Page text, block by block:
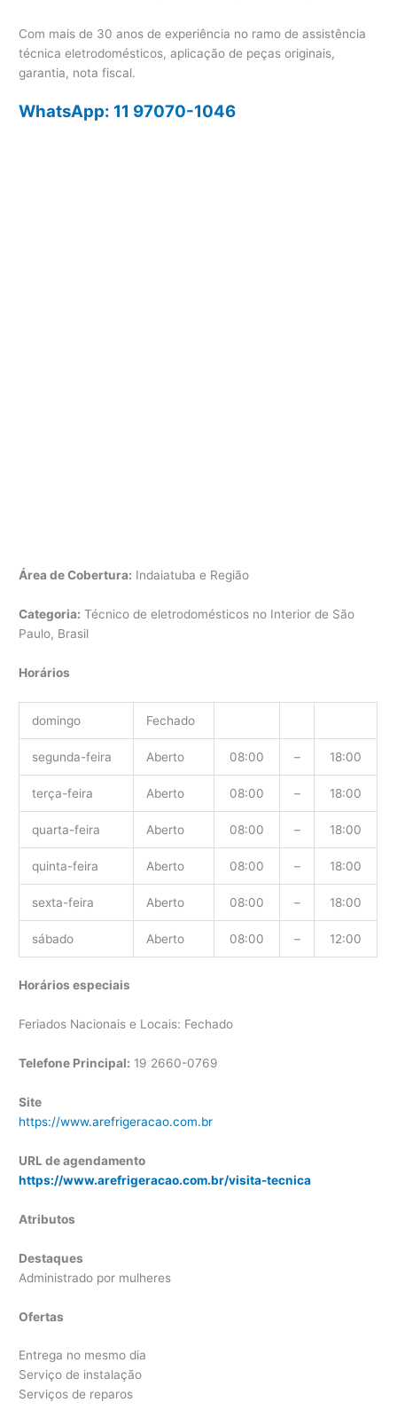
Com mais de 30 anos de experiência no ramo de assistência
técnica eletrodomésticos, aplicação de peças originais,
garantia, nota fiscal.
WhatsApp: 11 97070-1046
Área de Cobertura: Indaiatuba e Região
Categoria: Técnico de eletrodomésticos no Interior de São
Paulo, Brasil
Horários
domingo Fechado
segunda-feira Aberto 08:00 – 18:00
terça-feira Aberto 08:00 – 18:00
quarta-feira Aberto 08:00 – 18:00
quinta-feira Aberto 08:00 – 18:00
sexta-feira Aberto 08:00 – 18:00
sábado Aberto 08:00 – 12:00
Horários especiais
Feriados Nacionais e Locais: Fechado
Telefone Principal: 19 2660-0769
Site
https://www.arefrigeracao.com.br
URL de agendamento
https://www.arefrigeracao.com.br/visita-tecnica
Atributos
Destaques
Administrado por mulheres
Ofertas
Entrega no mesmo dia
Serviço de instalação
Serviços de reparos